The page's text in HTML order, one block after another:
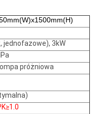
jednofazowe), 3kW
próżniowa